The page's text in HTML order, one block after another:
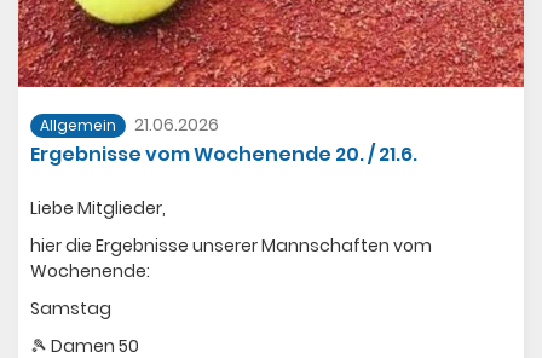
Allgemein 21.06.2026
Ergebnisse vom Wochenende 20. / 21.6.
Liebe Mitglieder,
hier die Ergebnisse unserer Mannschaften vom
Wochenende:
Samstag
🎾 Damen 50